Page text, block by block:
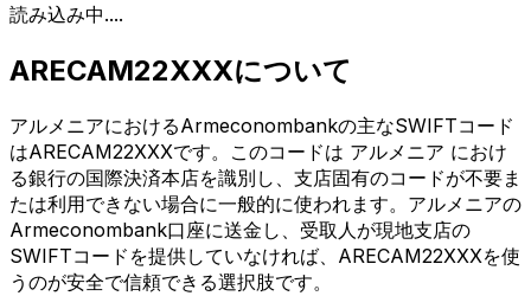
読み込み中....
ARECAM22XXXについて
アルメニアにおけるArmeconombankの主なSWIFTコード
はARECAM22XXXです。このコードは アルメニア におけ
る銀行の国際決済本店を識別し、支店固有のコードが不要ま
たは利用できない場合に一般的に使われます。アルメニアの
Armeconombank口座に送金し、受取人が現地支店の
SWIFTコードを提供していなければ、ARECAM22XXXを使
うのが安全で信頼できる選択肢です。